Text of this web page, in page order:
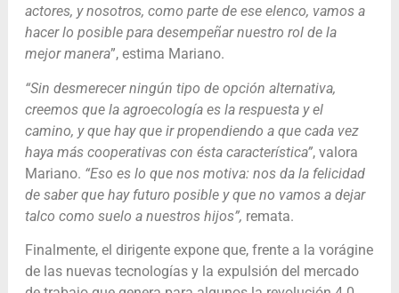
actores, y nosotros, como parte de ese elenco, vamos a
hacer lo posible para desempeñar nuestro rol de la
mejor manera”, estima Mariano.
“Sin desmerecer ningún tipo de opción alternativa,
creemos que la agroecología es la respuesta y el
camino, y que hay que ir propendiendo a que cada vez
haya más cooperativas con ésta característica”, valora
Mariano. “Eso es lo que nos motiva: nos da la felicidad
de saber que hay futuro posible y que no vamos a dejar
talco como suelo a nuestros hijos”, remata.
Finalmente, el dirigente expone que, frente a la vorágine
de las nuevas tecnologías y la expulsión del mercado